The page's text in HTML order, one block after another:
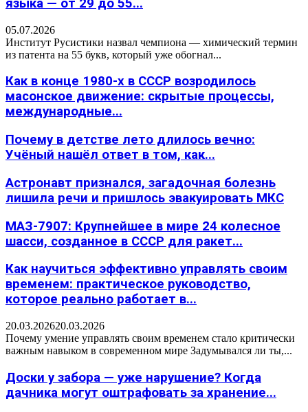
языка — от 29 до 55...
05.07.2026
Институт Русистики назвал чемпиона — химический термин
из патента на 55 букв, который уже обогнал...
Как в конце 1980-х в СССР возродилось
масонское движение: скрытые процессы,
международные...
Почему в детстве лето длилось вечно:
Учёный нашёл ответ в том, как...
Астронавт признался, загадочная болезнь
лишила речи и пришлось эвакуировать МКС
МАЗ-7907: Крупнейшее в мире 24 колесное
шасси, созданное в СССР для ракет...
Как научиться эффективно управлять своим
временем: практическое руководство,
которое реально работает в...
20.03.202620.03.2026
Почему умение управлять своим временем стало критически
важным навыком в современном мире Задумывался ли ты,...
Доски у забора — уже нарушение? Когда
дачника могут оштрафовать за хранение...